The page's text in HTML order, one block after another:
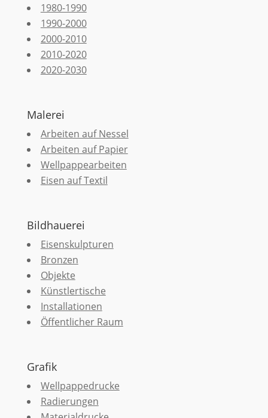
1980-1990
1990-2000
2000-2010
2010-2020
2020-2030
Malerei
Arbeiten auf Nessel
Arbeiten auf Papier
Wellpappearbeiten
Eisen auf Textil
Bildhauerei
Eisenskulpturen
Bronzen
Objekte
Künstlertische
Installationen
Öffentlicher Raum
Grafik
Wellpappedrucke
Radierungen